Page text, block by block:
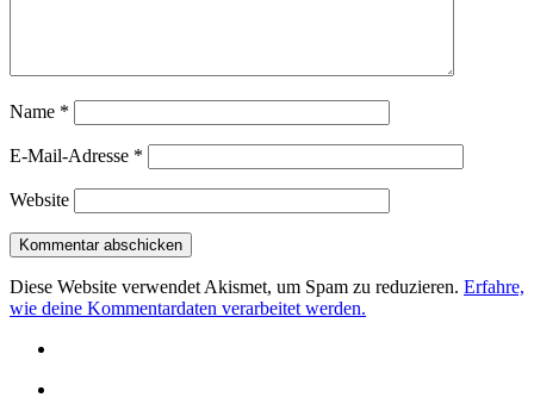
Name *
E-Mail-Adresse *
Website
Diese Website verwendet Akismet, um Spam zu reduzieren. Erfahre,
wie deine Kommentardaten verarbeitet werden.